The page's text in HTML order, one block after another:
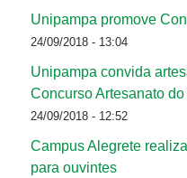
Unipampa promove
24/09/2018 - 13:04
Unipampa convida
Concurso Artesanato
24/09/2018 - 12:52
Campus Alegrete
para ouvintes